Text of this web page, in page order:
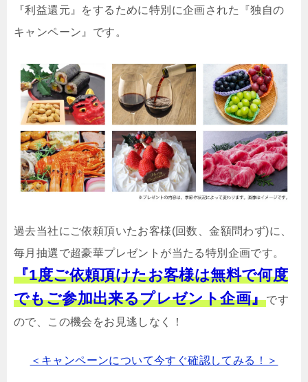
『利益還元』をするために特別に企画された『独自の
キャンペーン』です。
過去当社にご依頼頂いたお客様(回数、金額問わず)に、
毎月抽選で超豪華プレゼントが当たる特別企画です。
『1度ご依頼頂けたお客様は無料で何度
でもご参加出来るプレゼント企画』です
ので、この機会をお見逃しなく！
＜キャンペーンについて今すぐ確認してみる！＞